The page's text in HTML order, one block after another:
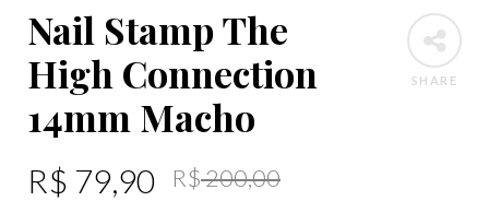
SHARE
Nail Stamp The
High Connection
14mm Macho
R$200,00
R$ 79,90